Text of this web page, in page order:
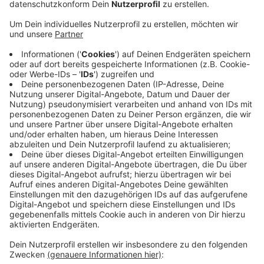
Notdurft. Und er verteilt seine Exkremente auf
Geschäften. Inzwischen sind es 100.000 Euro, die
ausgegeben hat. Zum Beispiel für Security vor
dem Museum. Und für einen Reinigungsdienst, der
jeden Morgen vor dem Eingang saubermacht und
desinfiziert. Ordnungsdezernent Matthias Nocke
ist sehr unzufrieden mit der Situation, man werde
aber nicht aufgeben. Der Obdachlose wurde schon
einige Mal dem Amtsgericht vorgeführt. Das hat
aber nie entschieden, ihn in einer geschlossenen
Anstalt unterzubringen. Deswegen gibt es bisher
keine dauerhafte Lösung.
Veröffentlicht:Freitag, 22.09.2023 06:38
Anzeige